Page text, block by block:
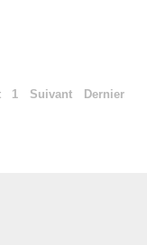
1 Suivant Dernier